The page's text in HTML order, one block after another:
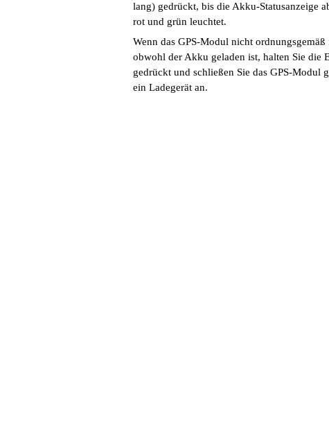
lang) gedrückt, bis die Akku-Statusanzeige
rot und grün leuchtet.
Wenn das GPS-Modul nicht
obwohl der Akku geladen ist, halten Sie die
gedrückt und schließen Sie das GPS-Modul
ein Ladegerät an.